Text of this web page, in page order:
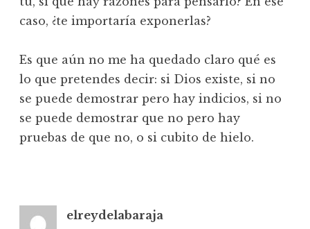
caso, ¿te importaría exponerlas?
Es que aún no me ha quedado claro qué es
lo que pretendes decir: si Dios existe, si no
se puede demostrar pero hay indicios, si no
se puede demostrar que no pero hay
pruebas de que no, o si cubito de hielo.
elreydelabaraja